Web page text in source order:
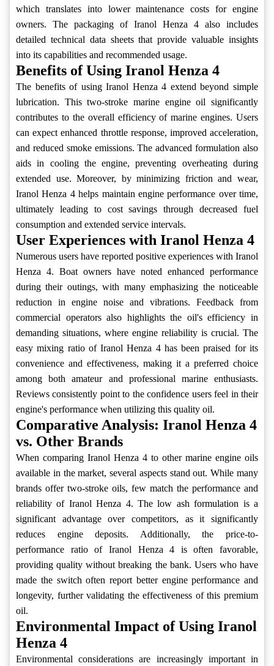
which translates into lower maintenance costs for engine
owners. The packaging of Iranol Henza 4 also includes
detailed technical data sheets that provide valuable insights
into its capabilities and recommended usage.
Benefits of Using Iranol Henza 4
The benefits of using Iranol Henza 4 extend beyond simple
lubrication. This two-stroke marine engine oil significantly
contributes to the overall efficiency of marine engines. Users
can expect enhanced throttle response, improved acceleration,
and reduced smoke emissions. The advanced formulation also
aids in cooling the engine, preventing overheating during
extended use. Moreover, by minimizing friction and wear,
Iranol Henza 4 helps maintain engine performance over time,
ultimately leading to cost savings through decreased fuel
consumption and extended service intervals.
User Experiences with Iranol Henza 4
Numerous users have reported positive experiences with Iranol
Henza 4. Boat owners have noted enhanced performance
during their outings, with many emphasizing the noticeable
reduction in engine noise and vibrations. Feedback from
commercial operators also highlights the oil's efficiency in
demanding situations, where engine reliability is crucial. The
easy mixing ratio of Iranol Henza 4 has been praised for its
convenience and effectiveness, making it a preferred choice
among both amateur and professional marine enthusiasts.
Reviews consistently point to the confidence users feel in their
engine's performance when utilizing this quality oil.
Comparative Analysis: Iranol Henza 4
vs. Other Brands
When comparing Iranol Henza 4 to other marine engine oils
available in the market, several aspects stand out. While many
brands offer two-stroke oils, few match the performance and
reliability of Iranol Henza 4. The low ash formulation is a
significant advantage over competitors, as it significantly
reduces engine deposits. Additionally, the price-to-
performance ratio of Iranol Henza 4 is often favorable,
providing quality without breaking the bank. Users who have
made the switch often report better engine performance and
longevity, further validating the effectiveness of this premium
oil.
Environmental Impact of Using Iranol
Henza 4
Environmental considerations are increasingly important in